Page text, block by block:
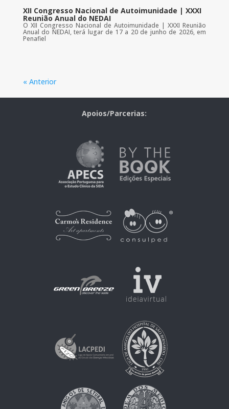
XII Congresso Nacional de Autoimunidade | XXXI
Reunião Anual do NEDAI
O XII Congresso Nacional de Autoimunidade | XXXI Reunião
Anual do NEDAI, terá lugar de 17 a 20 de junho de 2026, em
Penafiel
« Anterior
Apoios/Parcerias: